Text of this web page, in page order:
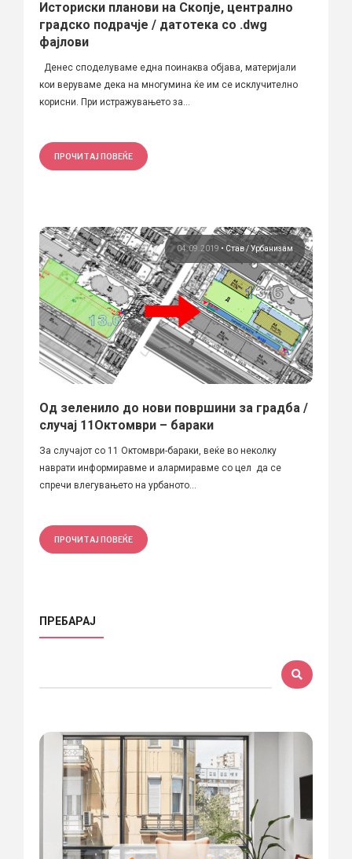
Историски планови на Скопје, централно
градско подрачје / датотека со .dwg
фајлови
Денес споделуваме една поинаква објава, материјали
кои веруваме дека на многумина ќе им се исклучително
корисни. При истражувањето за...
ПРОЧИТАЈ ПОВЕЌЕ
04.09.2019 • Став Урбанизам
Од зеленило до нови површини за градба /
случај 11Октомври – бараки
За случајот со 11 Октомври-бараки, веќе во неколку
наврати информиравме и алармиравме со цел да се
спречи влегувањето на урбаното...
ПРОЧИТАЈ ПОВЕЌЕ
ПРЕБАРАЈ